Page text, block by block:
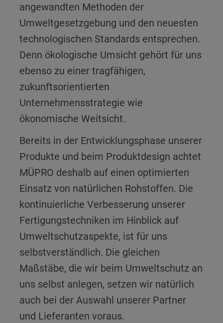
angewandten Methoden der
Umweltgesetzgebung und den neuesten
technologischen Standards entsprechen.
Denn ökologische Umsicht gehört für uns
ebenso zu einer tragfähigen,
zukunftsorientierten
Unternehmensstrategie wie
ökonomische Weitsicht.
Bereits in der Entwicklungsphase unserer
Produkte und beim Produktdesign achtet
MÜPRO deshalb auf einen optimierten
Einsatz von natürlichen Rohstoffen. Die
kontinuierliche Verbesserung unserer
Fertigungstechniken im Hinblick auf
Umweltschutzaspekte, ist für uns
selbstverständlich. Die gleichen
Maßstäbe, die wir beim Umweltschutz an
uns selbst anlegen, setzen wir natürlich
auch bei der Auswahl unserer Partner
und Lieferanten voraus.